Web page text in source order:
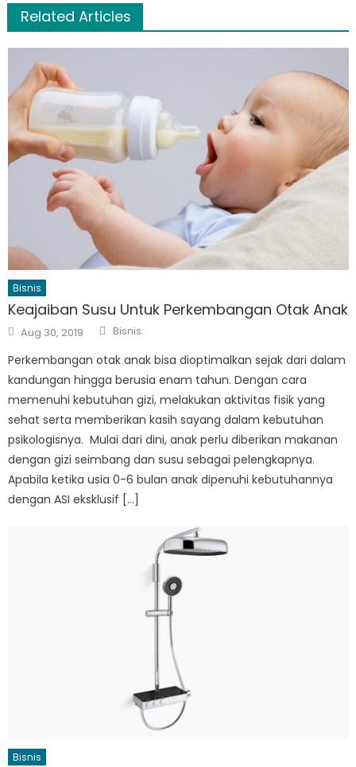
Related Articles
Bisnis
Keajaiban Susu Untuk Perkembangan Otak Anak
Posted
on
Aug 30, 2019 Author
Bisnis
Perkembangan otak anak bisa dioptimalkan sejak dari dalam
kandungan hingga berusia enam tahun. Dengan cara
memenuhi kebutuhan gizi, melakukan aktivitas fisik yang
sehat serta memberikan kasih sayang dalam kebutuhan
psikologisnya. Mulai dari dini, anak perlu diberikan makanan
dengan gizi seimbang dan susu sebagai pelengkapnya.
Apabila ketika usia 0-6 bulan anak dipenuhi kebutuhannya
dengan ASI eksklusif […]
Bisnis